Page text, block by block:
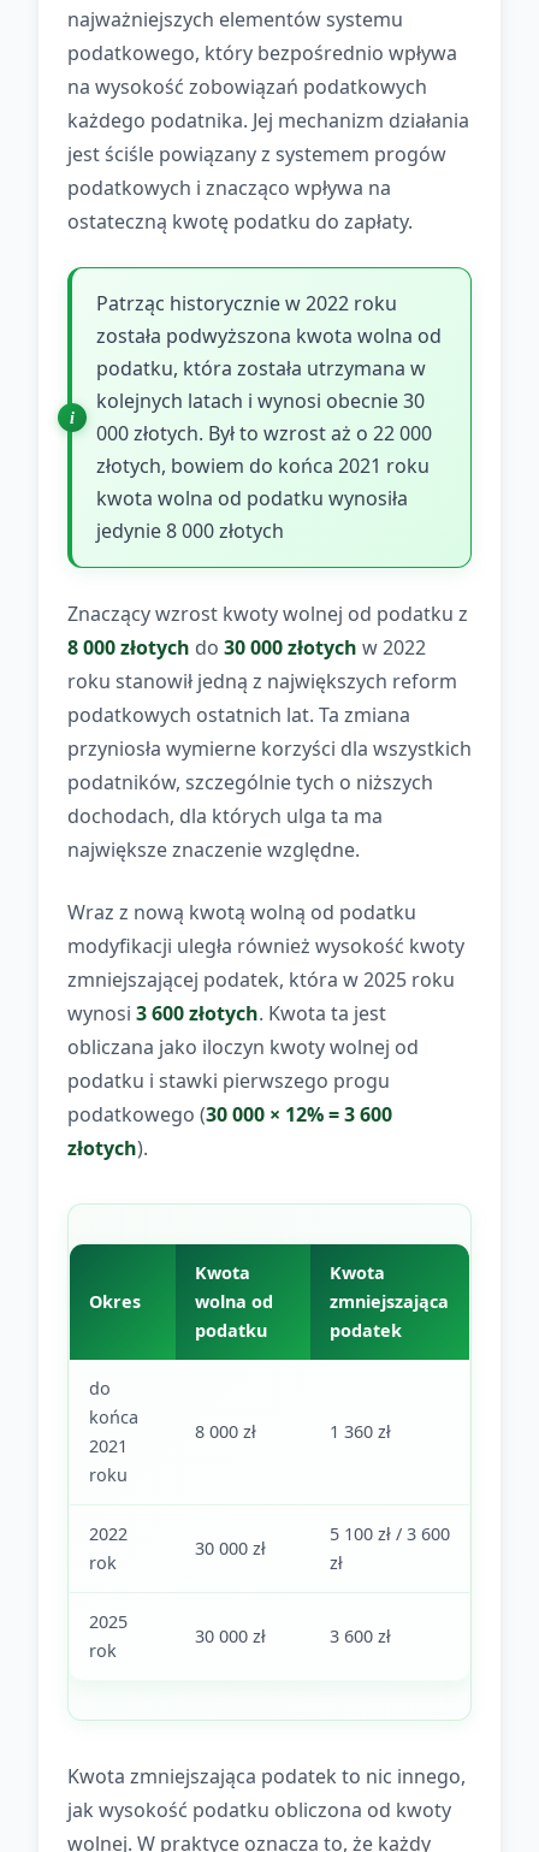
najważniejszych elementów systemu
podatkowego, który bezpośrednio wpływa
na wysokość zobowiązań podatkowych
każdego podatnika. Jej mechanizm działania
jest ściśle powiązany z systemem progów
podatkowych i znacząco wpływa na
ostateczną kwotę podatku do zapłaty.
Patrząc historycznie w 2022 roku
została podwyższona kwota wolna od
podatku, która została utrzymana w
kolejnych latach i wynosi obecnie 30
000 złotych. Był to wzrost aż o 22 000
złotych, bowiem do końca 2021 roku
kwota wolna od podatku wynosiła
jedynie 8 000 złotych
Znaczący wzrost kwoty wolnej od podatku z
8 000 złotych do 30 000 złotych w 2022
roku stanowił jedną z największych reform
podatkowych ostatnich lat. Ta zmiana
przyniosła wymierne korzyści dla wszystkich
podatników, szczególnie tych o niższych
dochodach, dla których ulga ta ma
największe znaczenie względne.
Wraz z nową kwotą wolną od podatku
modyfikacji uległa również wysokość kwoty
zmniejszającej podatek, która w 2025 roku
wynosi 3 600 złotych. Kwota ta jest
obliczana jako iloczyn kwoty wolnej od
podatku i stawki pierwszego progu
podatkowego (30 000 × 12% = 3 600
złotych).
Okres
Kwota
wolna od
podatku
Kwota
zmniejszająca
podatek
do
końca
2021
roku
8 000 zł 1 360 zł
2022
rok
30 000 zł
5 100 zł / 3 600
zł
2025
rok
30 000 zł 3 600 zł
Kwota zmniejszająca podatek to nic innego,
jak wysokość podatku obliczona od kwoty
wolnej. W praktyce oznacza to, że każdy